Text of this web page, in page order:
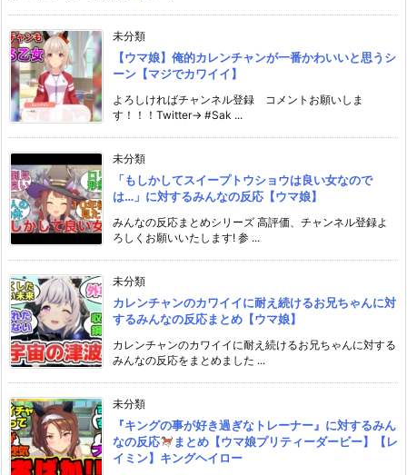
未分類
【ウマ娘】俺的カレンチャンが一番かわいいと思うシ
ーン【マジでカワイイ】
よろしければチャンネル登録 コメントお願いしま
す！！！Twitter→ #Sak ...
未分類
「もしかしてスイープトウショウは良い女なので
は…」に対するみんなの反応【ウマ娘】
みんなの反応まとめシリーズ 高評価、チャンネル登録よ
ろしくお願いいたします! 参 ...
未分類
カレンチャンのカワイイに耐え続けるお兄ちゃんに対
するみんなの反応まとめ【ウマ娘】
カレンチャンのカワイイに耐え続けるお兄ちゃんに対する
みんなの反応をまとめました ...
未分類
『キングの事が好き過ぎなトレーナー』に対するみん
なの反応
まとめ【ウマ娘プリティーダービー】【レ
イミン】キングヘイロー